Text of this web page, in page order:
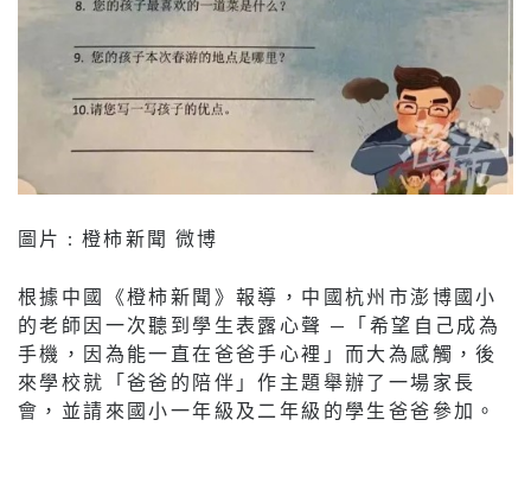
圖片 : 橙柿新聞 微博
根據中國《橙柿新聞》報導，中國杭州市澎博國小
的老師因一次聽到學生表露心聲 —「希望自己成為
手機，因為能一直在爸爸手心裡」而大為感觸，後
來學校就「爸爸的陪伴」作主題舉辦了一場家長
會，並請來國小一年級及二年級的學生爸爸參加。